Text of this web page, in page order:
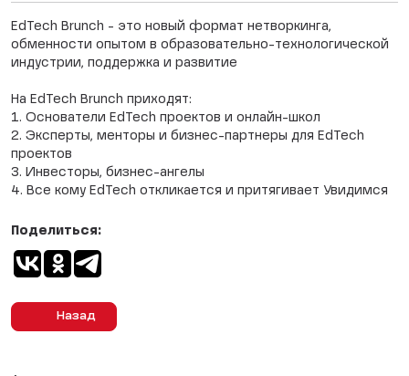
EdTech Brunch - это новый формат нетворкинга,
обменности опытом в образовательно-технологической
индустрии, поддержка и развитие
На EdTech Brunch приходят:
1. Основатели EdTech проектов и онлайн-школ
2. Эксперты, менторы и бизнес-партнеры для EdTech
проектов
3. Инвесторы, бизнес-ангелы
4. Все кому EdTech откликается и притягивает Увидимся
Назад
Поделиться: